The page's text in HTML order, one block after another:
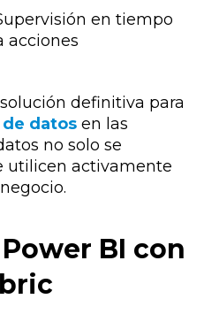
en tiempo
acciones
definitiva para
datos en las
no solo se
utilicen activamente
BI con